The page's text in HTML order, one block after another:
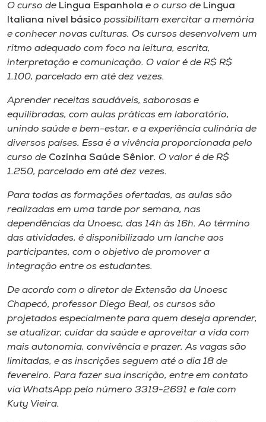
O curso de Língua Espanhola e o curso de Língua
Italiana nível básico possibilitam exercitar a memória
e conhecer novas culturas. Os cursos desenvolvem um
ritmo adequado com foco na leitura, escrita,
interpretação e comunicação. O valor é de R$ R$
1.100, parcelado em até dez vezes.
Aprender receitas saudáveis, saborosas e
equilibradas, com aulas práticas em laboratório,
unindo saúde e bem-estar, e a experiência culinária de
diversos países. Essa é a vivência proporcionada pelo
curso de Cozinha Saúde Sênior. O valor é de R$
1.250, parcelado em até dez vezes.
Para todas as formações ofertadas, as aulas são
realizadas em uma tarde por semana, nas
dependências da Unoesc, das 14h às 16h. Ao término
das atividades, é disponibilizado um lanche aos
participantes, com o objetivo de promover a
integração entre os estudantes.
De acordo com o diretor de Extensão da Unoesc
Chapecó, professor Diego Beal, os cursos são
projetados especialmente para quem deseja aprender,
se atualizar, cuidar da saúde e aproveitar a vida com
mais autonomia, convivência e prazer. As vagas são
limitadas, e as inscrições seguem até o dia 18 de
fevereiro. Para fazer sua inscrição, entre em contato
via WhatsApp pelo número 3319-2691 e fale com
Kuty Vieira.